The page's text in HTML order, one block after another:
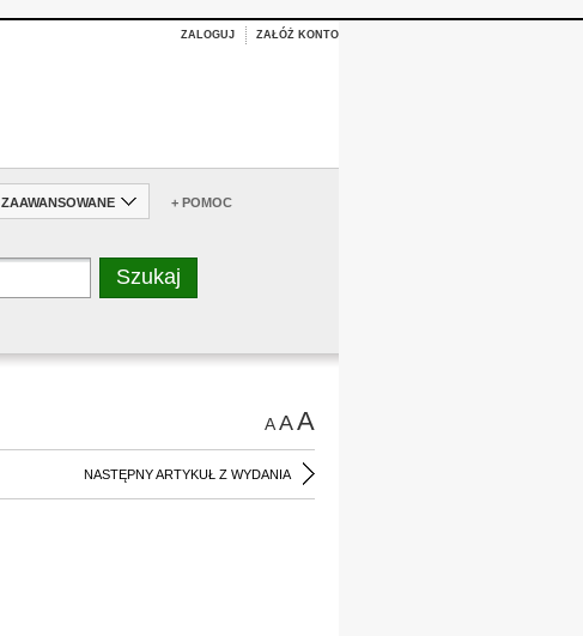
ZALOGUJ ZAŁÓŻ KONTO
ZAAWANSOWANE + POMOC
AAA
NASTĘPNY ARTYKUŁ Z WYDANIA